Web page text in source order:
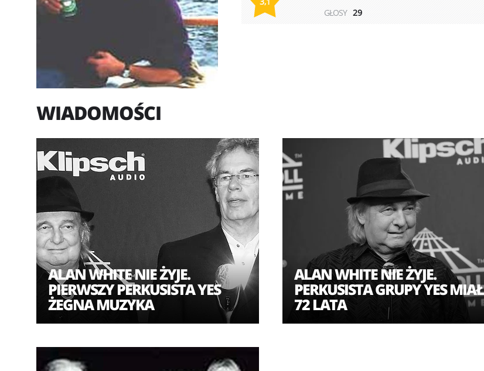
GŁOSY 29
WIADOMOŚCI
ALAN WHITE NIE ŻYJE.
PIERWSZY PERKUSISTA YES
ŻEGNA MUZYKA
ALAN WHITE NIE ŻYJE.
PERKUSISTA GRUPY YES MIAŁ
72 LATA